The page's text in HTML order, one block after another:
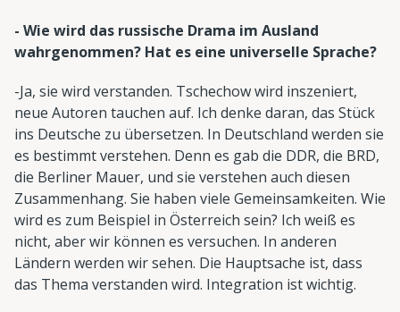
- Wie wird das russische Drama im Ausland
wahrgenommen? Hat es eine universelle Sprache?
-Ja, sie wird verstanden. Tschechow wird inszeniert,
neue Autoren tauchen auf. Ich denke daran, das Stück
ins Deutsche zu übersetzen. In Deutschland werden sie
es bestimmt verstehen. Denn es gab die DDR, die BRD,
die Berliner Mauer, und sie verstehen auch diesen
Zusammenhang. Sie haben viele Gemeinsamkeiten. Wie
wird es zum Beispiel in Österreich sein? Ich weiß es
nicht, aber wir können es versuchen. In anderen
Ländern werden wir sehen. Die Hauptsache ist, dass
das Thema verstanden wird. Integration ist wichtig.